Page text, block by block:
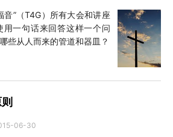
音”（T4G）所有大会和讲座
一句话来回答这样一个问
些从人而来的管道和器皿？
06-30